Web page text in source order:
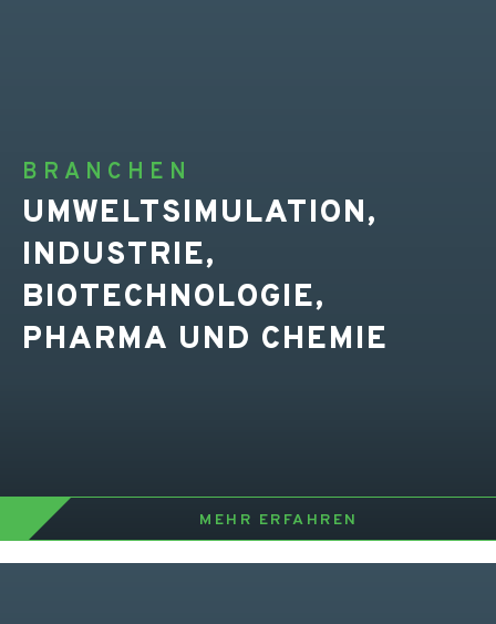
BRANCHEN
UMWELTSIMULATION,
INDUSTRIE,
BIOTECHNOLOGIE,
PHARMA UND CHEMIE
MEHR ERFAHREN